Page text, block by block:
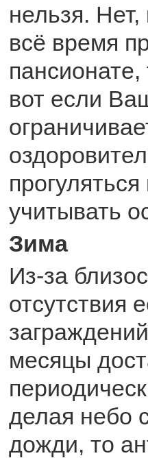
нельзя.
всё время
вот если
учитывать
Зима
Из-за
отсутствия
месяцы
делая небо
дожди, то